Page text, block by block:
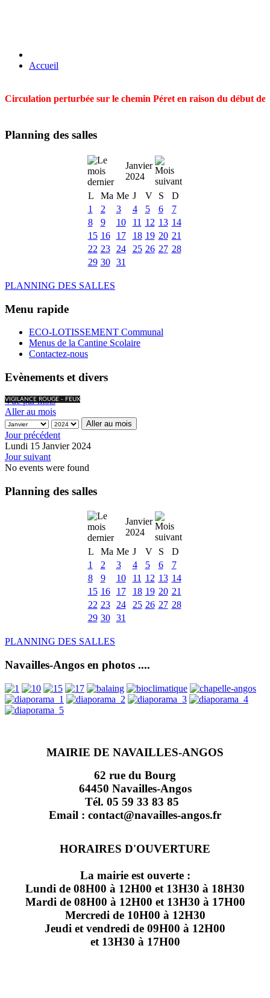
Accueil
Circulation perturbée sur le chemin Péret en raison du début
Planning des salles
Janvier
2024
L
Ma Me J V S
D
1
2 3 4 5 6
7
8
9 10 11 12 13 14
15 16 17 18 19 20 21
22 23 24 25 26 27 28
29 30 31
PLANNING DES SALLES
Menu rapide
ECO-LOTISSEMENT Communal
Menus de la Cantine Scolaire
Contactez-nous
Evènements et divers
VIGILANCE ROUGE - FEUX
Vue par mois
Aller au mois
Aller au mois
Jour précédent
Lundi 15 Janvier 2024
Jour suivant
No events were found
Planning des salles
Janvier
2024
L
Ma Me J V S
D
1
2 3 4 5 6
7
8
9 10 11 12 13 14
15 16 17 18 19 20 21
22 23 24 25 26 27 28
29 30 31
PLANNING DES SALLES
Navailles-Angos en photos ....
MAIRIE DE NAVAILLES-ANGOS
62 rue du Bourg
64450 Navailles-Angos
Tél. 05 59 33 83 85
Email : contact@navailles-angos.fr
HORAIRES D'OUVERTURE
La mairie est ouverte :
Lundi de 08H00 à 12H00 et 13H30 à 18H30
Mardi de 08H00 à 12H00 et 13H30 à 17H00
Mercredi de 10H00 à 12H30
Jeudi et vendredi de 09H00 à 12H00
et 13H30 à 17H00